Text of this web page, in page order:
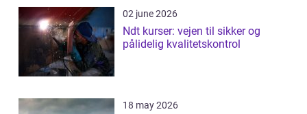
02 june 2026
Ndt kurser: vejen til sikker og
pålidelig kvalitetskontrol
18 may 2026